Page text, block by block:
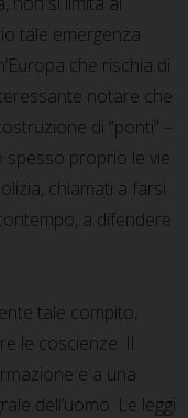
tale emergenza
che rischia di
notare che
di “ponti” –
spesso proprio le vie
chiamati a farsi
a difendere
tale compito,
le coscienze. Il
e a una
dell’uomo. Le leggi